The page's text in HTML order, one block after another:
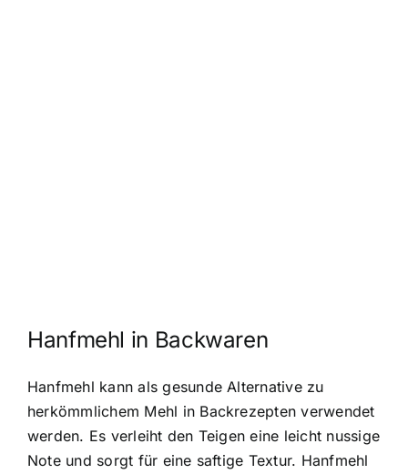
Hanfmehl in Backwaren
Hanfmehl kann als gesunde Alternative zu
herkömmlichem Mehl in Backrezepten verwendet
werden. Es verleiht den Teigen eine leicht nussige
Note und sorgt für eine saftige Textur. Hanfmehl